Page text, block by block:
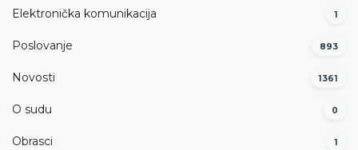
Elektronička komunikacija 1
Poslovanje 893
Novosti 1361
O sudu 0
Obrasci 1